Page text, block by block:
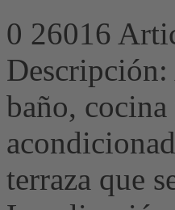
0 26016
baño,
terraza que